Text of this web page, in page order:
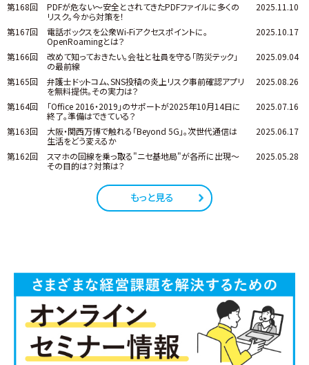
第168回
PDFが危ない～安全とされてきたPDFファイルに多くの
リスク。今から対策を！
2025.11.10
第167回
電話ボックスを公衆Wi-Fiアクセスポイントに。
OpenRoamingとは？
2025.10.17
第166回
改めて知っておきたい。会社と社員を守る「防災テック」
の最前線
2025.09.04
第165回
弁護士ドットコム、SNS投稿の炎上リスク事前確認アプリ
を無料提供。その実力は？
2025.08.26
第164回
「Office 2016・2019」のサポートが2025年10月14日に
終了。準備はできている？
2025.07.16
第163回
大阪・関西万博で触れる「Beyond 5G」。次世代通信は
生活をどう変えるか
2025.06.17
第162回
スマホの回線を乗っ取る"ニセ基地局"が各所に出現～
その目的は？対策は？
2025.05.28
もっと見る